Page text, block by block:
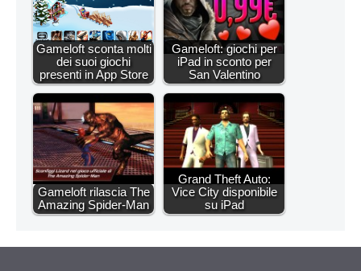
Gameloft sconta molti
dei suoi giochi
presenti in App Store
Gameloft: giochi per
iPad in sconto per
San Valentino
Gameloft rilascia The
Amazing Spider-Man
Grand Theft Auto:
Vice City disponibile
su iPad